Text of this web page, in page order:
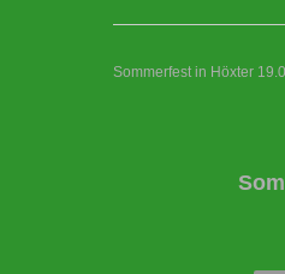
Sommerfest in Höxter